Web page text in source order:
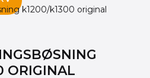
ORIGINAL